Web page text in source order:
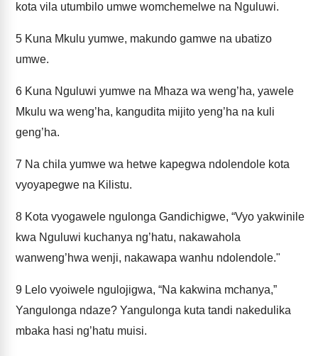
kota vila utumbilo umwe womchemelwe na Nguluwi.
5 Kuna Mkulu yumwe, makundo gamwe na ubatizo
umwe.
6 Kuna Nguluwi yumwe na Mhaza wa weng’ha, yawele
Mkulu wa weng’ha, kangudita mijito yeng’ha na kuli
geng’ha.
7 Na chila yumwe wa hetwe kapegwa ndolendole kota
vyoyapegwe na Kilistu.
8 Kota vyogawele ngulonga Gandichigwe, “Vyo yakwinile
kwa Nguluwi kuchanya ng’hatu, nakawahola
wanweng’hwa wenji, nakawapa wanhu ndolendole."
9 Lelo vyoiwele ngulojigwa, “Na kakwina mchanya,”
Yangulonga ndaze? Yangulonga kuta tandi nakedulika
mbaka hasi ng’hatu muisi.